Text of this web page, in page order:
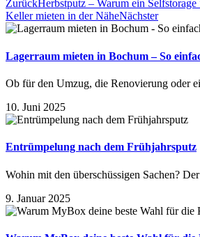
ZurückHerbstputz – Warum ein
Keller mieten in der NäheNächster
Lagerraum mieten in Bochum – So
Ob für den Umzug, die Renovierung oder
10. Juni 2025
Entrümpelung nach dem Frühjahrsputz
Wohin mit den überschüssigen Sachen?
9. Januar 2025